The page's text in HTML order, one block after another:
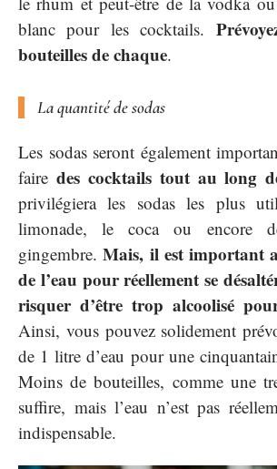
blanc pour les cocktails.
bouteilles de chaque.
La quantité de sodas
Les sodas seront également
faire des cocktails tout au long
privilégiera les sodas les plus
limonade, le coca ou encore
gingembre.Mais, il est important
de l’eau pour réellement se
risquer d’être trop alcoolisé
Ainsi, vous pouvez solidement
de 1 litre d’eau pour une
Moins de bouteilles, comme une
suffire, mais l’eau n’est pas
indispensable.